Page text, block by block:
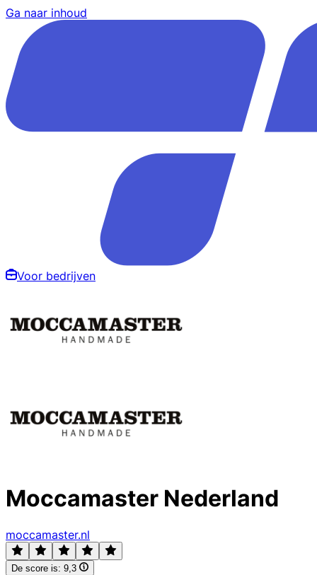
Ga naar inhoud
Voor bedrijven
Moccamaster Nederland
moccamaster.nl
De score is: 9,3